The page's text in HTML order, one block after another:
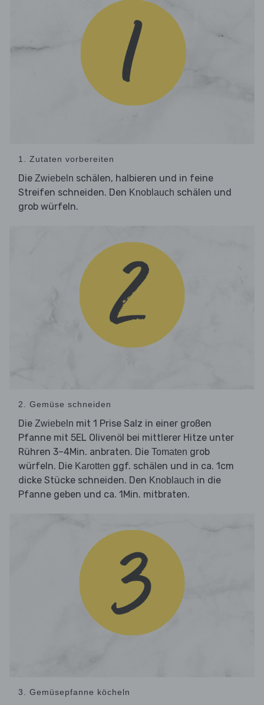
1. Zutaten vorbereiten
Die Zwiebeln schälen, halbieren und in feine
Streifen schneiden. Den Knoblauch schälen und
grob würfeln.
2. Gemüse schneiden
Die Zwiebeln mit 1 Prise Salz in einer großen
Pfanne mit 5EL Olivenöl bei mittlerer Hitze unter
Rühren 3–4Min. anbraten. Die Tomaten grob
würfeln. Die Karotten ggf. schälen und in ca. 1cm
dicke Stücke schneiden. Den Knoblauch in die
Pfanne geben und ca. 1Min. mitbraten.
3. Gemüsepfanne köcheln